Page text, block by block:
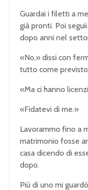
Guardai i filetti a
già pronti. Poi
dopo anni nel
«No,» dissi con
tutto come
«Ma ci hanno
«Fidatevi di me.»
Lavorammo fino a
matrimonio fosse
casa dicendo di
dopo.
Più di uno mi